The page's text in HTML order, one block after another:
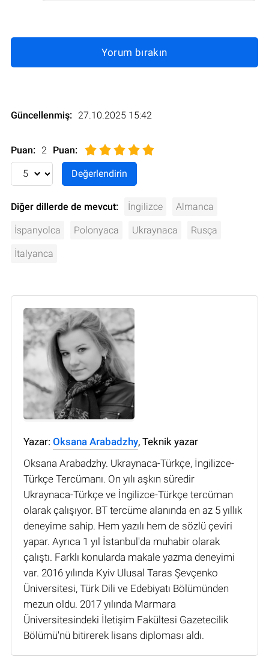
Yorum bırakın
Güncellenmiş: 27.10.2025 15:42
Puan: 2 Puan:
Diğer dillerde de mevcut: İngilizce Almanca
İspanyolca Polonyaca Ukraynaca Rusça
İtalyanca
Yazar: Oksana Arabadzhy, Teknik yazar
Oksana Arabadzhy. Ukraynaca-Türkçe, İngilizce-
Türkçe Tercümanı. On yılı aşkın süredir
Ukraynaca-Türkçe ve İngilizce-Türkçe tercüman
olarak çalışıyor. BT tercüme alanında en az 5 yıllık
deneyime sahip. Hem yazılı hem de sözlü çeviri
yapar. Ayrıca 1 yıl İstanbul'da muhabir olarak
çalıştı. Farklı konularda makale yazma deneyimi
var. 2016 yılında Kyiv Ulusal Taras Şevçenko
Üniversitesi, Türk Dili ve Edebiyatı Bölümünden
mezun oldu. 2017 yılında Marmara
Üniversitesindeki İletişim Fakültesi Gazetecilik
Bölümü'nü bitirerek lisans diploması aldı.